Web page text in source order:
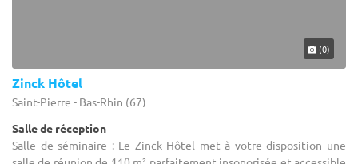
(0)
Zinck Hôtel
Saint-Pierre - Bas-Rhin (67)
Salle de réception
Salle de séminaire : Le Zinck Hôtel met à votre disposition une